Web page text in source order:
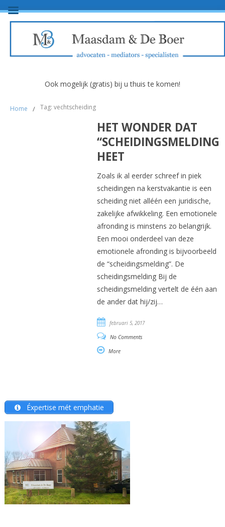
Ook mogelijk (gratis) bij u thuis te komen!
Home / Tag: vechtscheiding
HET WONDER DAT
“SCHEIDINGSMELDING”
HEET
Zoals ik al eerder schreef in piek
scheidingen na kerstvakantie is een
scheiding niet alléén een juridische,
zakelijke afwikkeling. Een emotionele
afronding is minstens zo belangrijk.
Een mooi onderdeel van deze
emotionele afronding is bijvoorbeeld
de “scheidingsmelding”. De
scheidingsmelding Bij de
scheidingsmelding vertelt de één aan
de ander dat hij/zij…
februari 5, 2017
No Comments
More
Éxpertise mét emphatie